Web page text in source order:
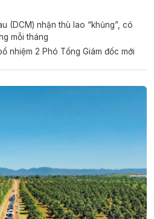
(DCM) nhận thù lao “khủng”, có
mỗi tháng
nhiệm 2 Phó Tổng Giám đốc mới